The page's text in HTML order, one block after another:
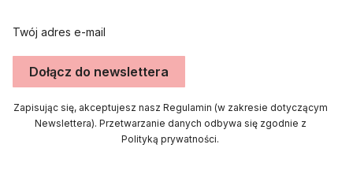
Twój adres e-mail
Dołącz do newslettera
Zapisując się, akceptujesz nasz Regulamin (w zakresie dotyczącym
Newslettera). Przetwarzanie danych odbywa się zgodnie z
Polityką prywatności.